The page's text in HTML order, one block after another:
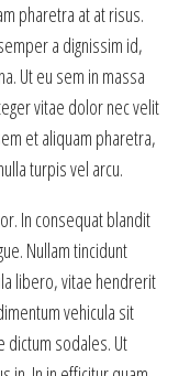
pharetra at at risus.
a dignissim id,
Ut eu sem in massa
vitae dolor nec velit
et aliquam pharetra,
turpis vel arcu.
In consequat blandit
Nullam tincidunt
libero, vitae hendrerit
vehicula sit
dictum sodales. Ut